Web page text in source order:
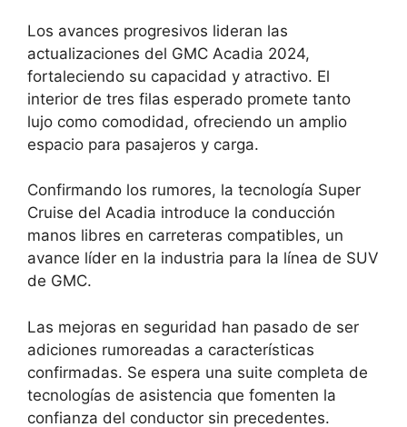
Los avances progresivos lideran las
actualizaciones del GMC Acadia 2024,
fortaleciendo su capacidad y atractivo. El
interior de tres filas esperado promete tanto
lujo como comodidad, ofreciendo un amplio
espacio para pasajeros y carga.
Confirmando los rumores, la tecnología Super
Cruise del Acadia introduce la conducción
manos libres en carreteras compatibles, un
avance líder en la industria para la línea de SUV
de GMC.
Las mejoras en seguridad han pasado de ser
adiciones rumoreadas a características
confirmadas. Se espera una suite completa de
tecnologías de asistencia que fomenten la
confianza del conductor sin precedentes.